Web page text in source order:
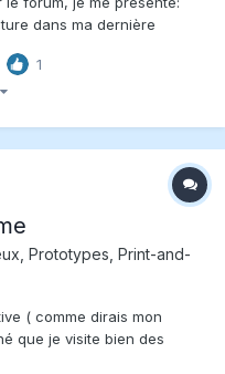
dans ma dernière
offrir un cadeau a
fan d...
1
Prototypes, Print-and-
( comme dirais mon
que je visite bien des